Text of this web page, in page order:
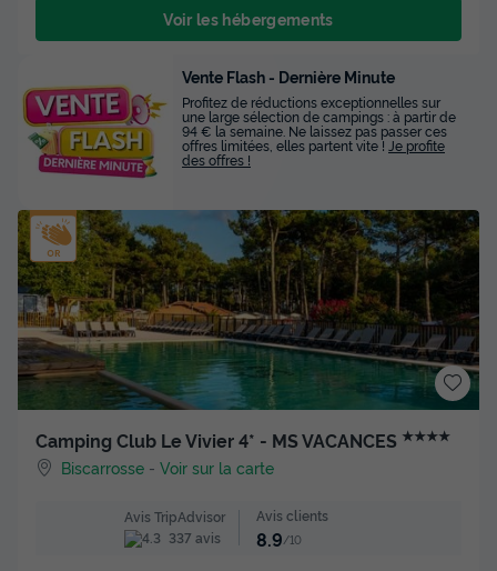
Voir les hébergements
Camping Club Le Vivier 4* - MS VACANCES ★★★★
Biscarrosse -Voir sur la carte
Avis TripAdvisor
337 avis
Avis clients
8.9 /10
Vente Flash - Dernière Minute
Profitez de réductions exceptionnelles sur
une large sélection de campings : à partir de
94 € la semaine. Ne laissez pas passer ces
offres limitées, elles partent vite ! Je profite
des offres !